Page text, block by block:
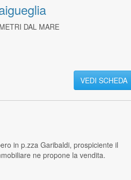
DAL MARE
VEDI SCHEDA
in p.zza Garibaldi, prospiciente il
ne propone la vendita.